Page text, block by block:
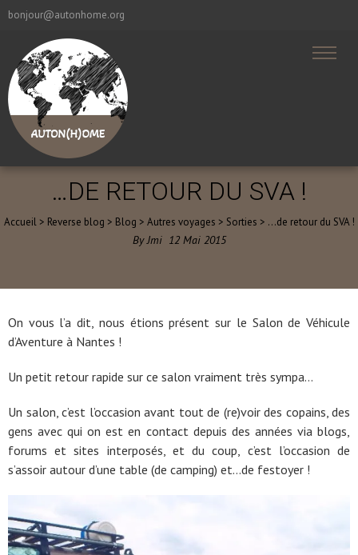
bonjour@autonhome.org
…DE RETOUR DU SVA !
Accueil> Reverse blog > Blog > Autres voyages > Sorties > …de retour du SVA !
ByJmi 12 Mai 2015
On vous l’a dit, nous étions présent sur le Salon de Véhicule
d’Aventure à Nantes !
Un petit retour rapide sur ce salon vraiment très sympa…
Un salon, c’est l’occasion avant tout de (re)voir des copains, des
gens avec qui on est en contact depuis des années via blogs,
forums et sites interposés, et du coup, c’est l’occasion de
s’assoir autour d’une table (de camping) et…de festoyer !